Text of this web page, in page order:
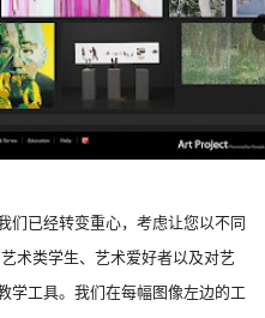
们已经转变重心，考虑让您以不同
术类学生、艺术爱好者以及对艺
学工具。我们在每幅图像左边的工